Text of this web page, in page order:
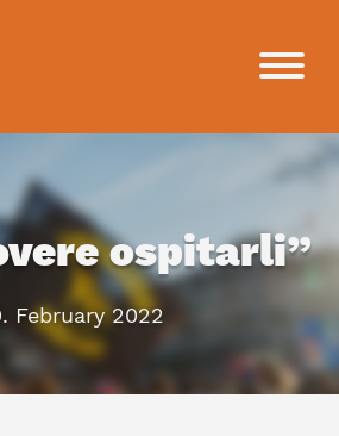
ospitarli”
February 2022